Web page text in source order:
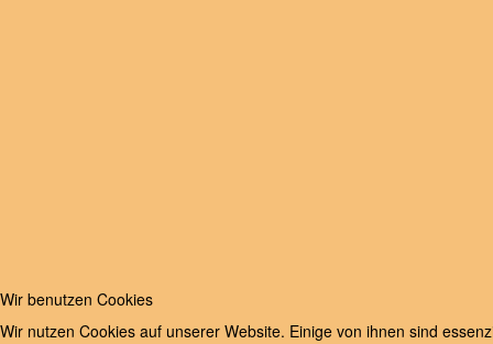
Wir benutzen Cookies
Wir nutzen Cookies auf unserer Website. Einige von ihnen sind